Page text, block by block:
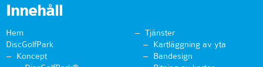
Innehåll
Hem
DiscGolfPark
Koncept
Tjänster
Kartläggning av yta
Bandesign